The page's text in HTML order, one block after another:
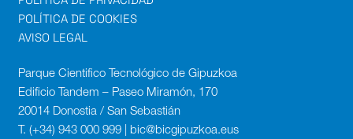
POLÍTICA DE COOKIES
AVISO LEGAL
Parque Cientifico Tecnológico de Gipuzkoa
Edificio Tandem – Paseo Miramón, 170
20014 Donostia / San Sebastián
T. (+34) 943 000 999 | bic@bicgipuzkoa.eus